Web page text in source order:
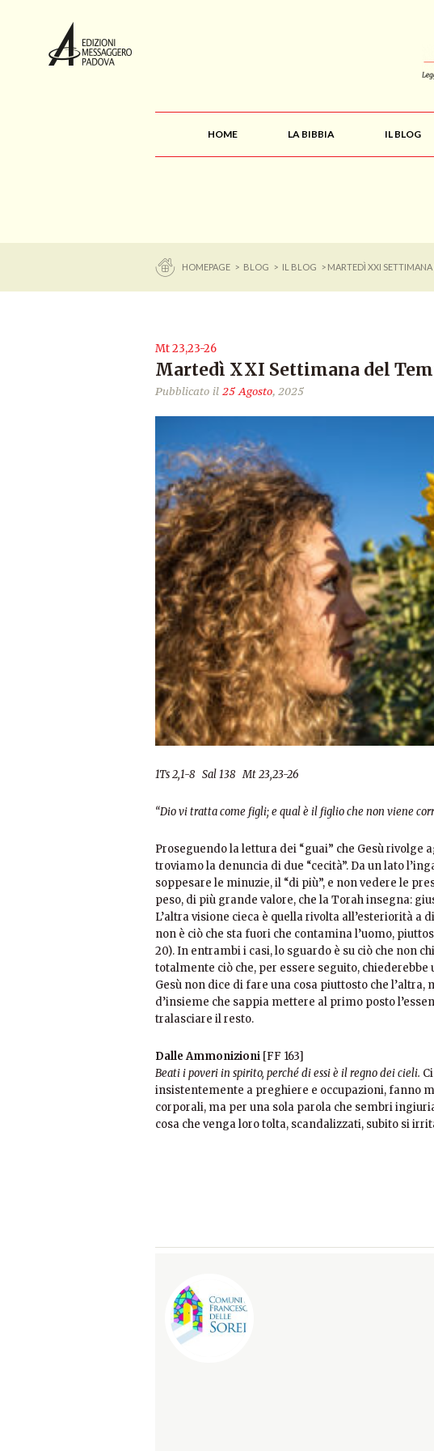
HOME LA BIBBIA IL BLOG
HOMEPAGE > BLOG > IL BLOG > MARTEDÌ XXI
Mt 23,23-26
Martedì XXI Settimana del
Pubblicato il 25 Agosto, 2025
1Ts 2,1-8 Sal 138 Mt 23,23-26
“Dio vi tratta come figli; e qual è il figlio che non viene
Proseguendo la lettura dei “guai” che Gesù
troviamo la denuncia di due “cecità”. Da un lato
soppesare le minuzie, il “di più”, e non vedere le
peso, di più grande valore, che la Torah insegna:
L’altra visione cieca è quella rivolta all’esteriorità a
non è ciò che sta fuori che contamina l’uomo,
20). In entrambi i casi, lo sguardo è su ciò che non
totalmente ciò che, per essere seguito,
Gesù non dice di fare una cosa piuttosto che l’altra,
d’insieme che sappia mettere al primo posto
tralasciare il resto.
Dalle Ammonizioni [FF 163]
Beati i poveri in spirito, perché di essi è il regno dei cieli.
insistentemente a preghiere e occupazioni, fanno
corporali, ma per una sola parola che sembri
cosa che venga loro tolta, scandalizzati, subito si
combinación con otros fármacos
¿Cómo funciona?
Rybelsus es el nombre comercial de la
– estimula
– disminuye la cantidad de